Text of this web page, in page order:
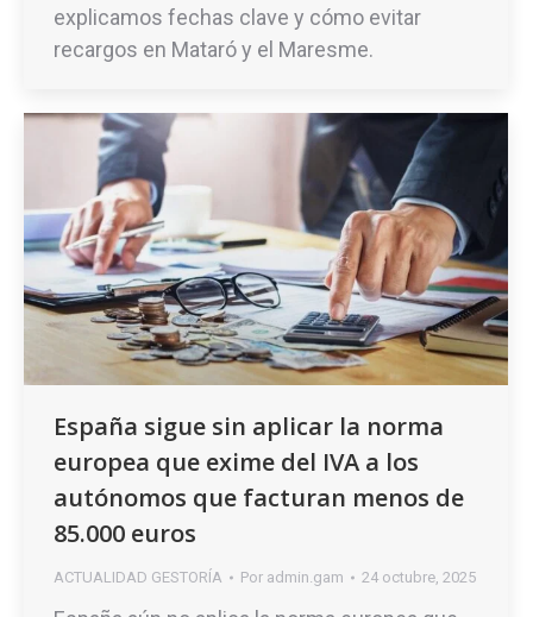
explicamos fechas clave y cómo evitar
recargos en Mataró y el Maresme.
España sigue sin aplicar la norma
europea que exime del IVA a los
autónomos que facturan menos de
85.000 euros
ACTUALIDAD GESTORÍA Por admin.gam 24 octubre, 2025